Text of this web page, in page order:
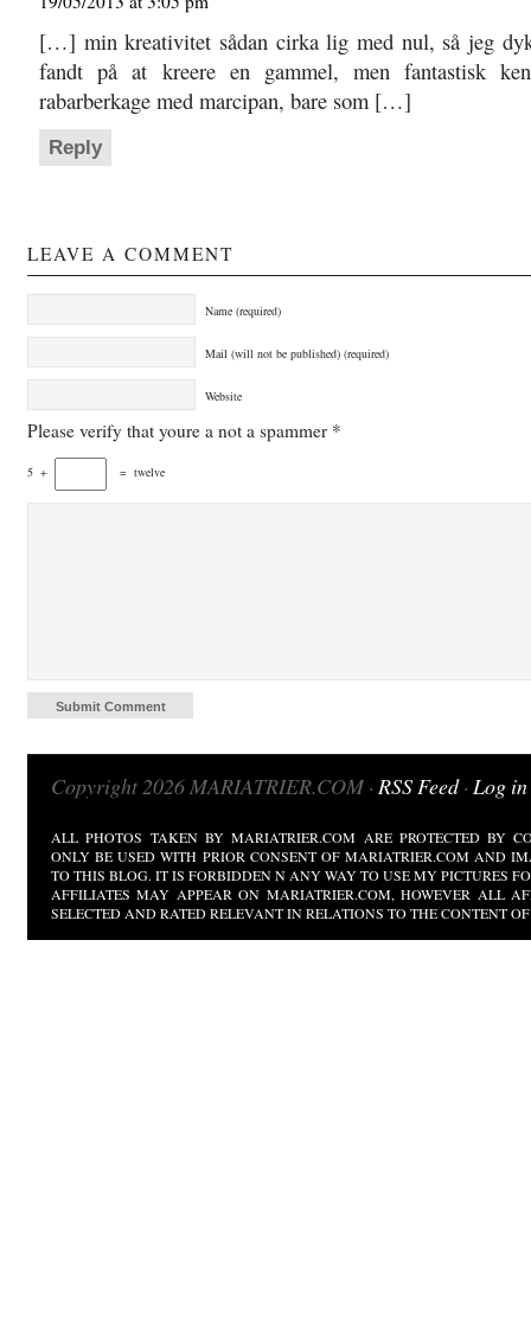
[…] min kreativitet sådan cirka lig med nul, så jeg
fandt på at kreere en gammel, men fantastisk
rabarberkage med marcipan, bare som […]
Reply
LEAVE A COMMENT
Name (required)
Mail (will not be published) (required)
Website
Please verify that youre a not a spammer *
5 + = twelve
Copyright 2026 MARIATRIER.COM · RSS Feed· Log in
ALL PHOTOS TAKEN BY MARIATRIER.COM ARE PROTECTED BY
ONLY BE USED WITH PRIOR CONSENT OF MARIATRIER.COM AND
TO THIS BLOG. IT IS FORBIDDEN N ANY WAY TO USE MY PICTURES
AFFILIATES MAY APPEAR ON MARIATRIER.COM, HOWEVER ALL
SELECTED AND RATED RELEVANT IN RELATIONS TO THE CONTENT